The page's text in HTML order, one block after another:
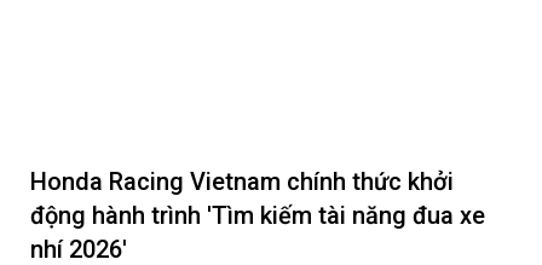
Honda Racing Vietnam chính thức khởi
động hành trình 'Tìm kiếm tài năng đua xe
nhí 2026'